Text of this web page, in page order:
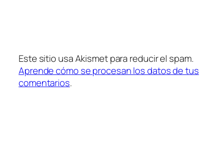
Este sitio usa Akismet para reducir el spam.
Aprende cómo se procesan los datos de tus
comentarios.